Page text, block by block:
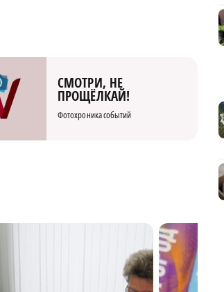
СМОТРИ, НЕ
ПРОЩЁЛКАЙ!
Фотохроника событий